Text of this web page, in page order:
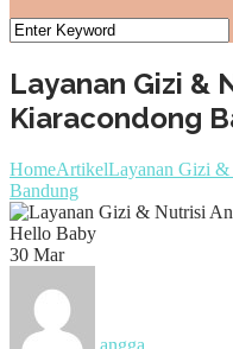
Layanan Gizi &
Kiaracondong
HomeArtikelLayanan Gizi
Bandung
30 Mar
angga